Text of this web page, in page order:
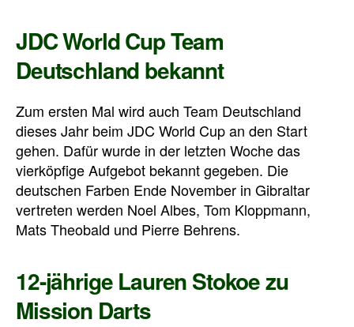
JDC World Cup Team
Deutschland bekannt
Zum ersten Mal wird auch Team Deutschland
dieses Jahr beim JDC World Cupan den Start
gehen. Dafür wurde in der letzten Woche das
vierköpfige Aufgebot bekannt gegeben. Die
deutschen Farben Ende November in Gibraltar
vertreten werden Noel Albes, Tom Kloppmann,
Mats Theobald und Pierre Behrens.
12-jährige Lauren Stokoe zu
Mission Darts